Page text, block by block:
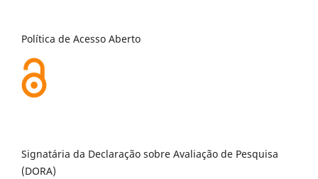
Política de Acesso Aberto
Signatária da Declaração sobre Avaliação de Pesquisa
(DORA)